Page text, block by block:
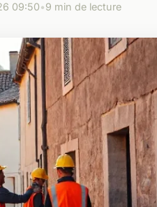
09:50•9 min de lecture